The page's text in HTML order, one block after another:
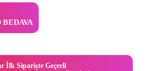
İlk Siparişte Geçerli